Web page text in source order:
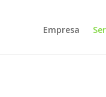
Empresa